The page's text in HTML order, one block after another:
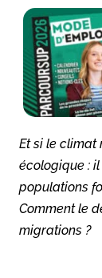
Et si le climat
écologique :
populations
Comment le
migrations ?